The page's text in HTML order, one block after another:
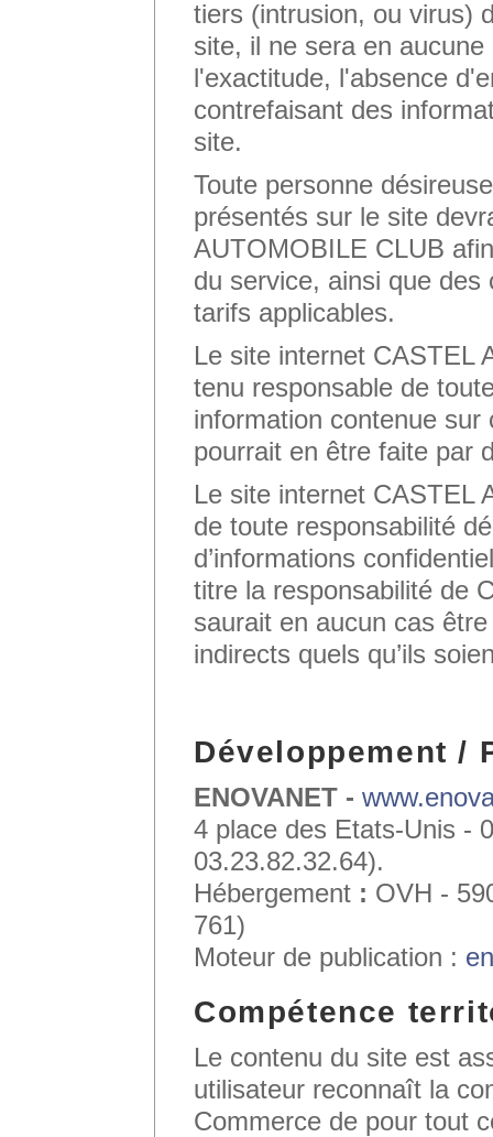
tiers (intrusion, ou virus)
site, il ne sera en
l'exactitude, l'absence
contrefaisant des
site.
Toute personne
présentés sur le site
AUTOMOBILE CLUB
du service, ainsi que
tarifs applicables.
Le site internet CASTEL
tenu responsable de
information contenue sur
pourrait en être faite par
Le site internet CASTEL
de toute responsabilité
d’informations
titre la responsabilité de
saurait en aucun cas
indirects quels qu’ils
Développement /
ENOVANET -
4 place des Etats-Unis -
03.23.82.32.64).
Hébergement : OVH -
761)
Moteur de publication :
Compétence
Le contenu du site est
utilisateur reconnaît la
Commerce de pour tout